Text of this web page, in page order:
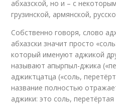
абхазской, но и – с
грузинской, армянской,
Собственно говоря, слово
абхазски значит просто
который именуют аджикой
называют апырпыл-джика
аджиктцатца («соль,
название полностью
аджики: это соль,